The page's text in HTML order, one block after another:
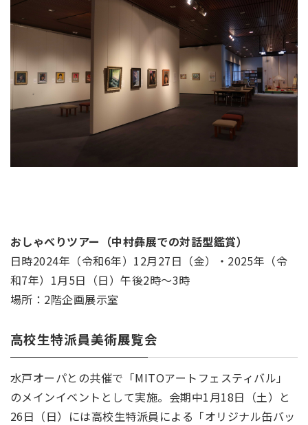
おしゃべりツアー（中村彝展での対話型鑑賞）
日時2024年（令和6年）12月27日（金）・2025年（令
和7年）1月5日（日）午後2時～3時
場所：2階企画展示室
高校生特派員美術展覧会
水戸オーパとの共催で「MITOアートフェスティバル」
のメインイベントとして実施。会期中1月18日（土）と
26日（日）には高校生特派員による「オリジナル缶バッ